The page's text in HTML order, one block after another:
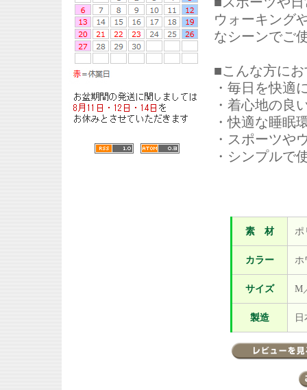
ウォーキング
なシーンでご
■こんな方に
・毎日を快適
・着心地の良
・快適な睡眠
・スポーツや
・シンプルで
素 材 ポ
カラー ホ
サイズ M
製造 日